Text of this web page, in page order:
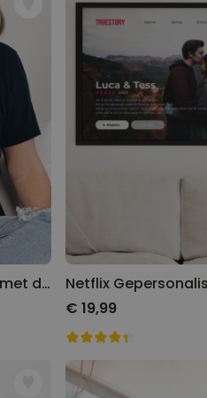
Gepersonaliseerd t-shirt met drie foto’s en tekst
€ 19,99